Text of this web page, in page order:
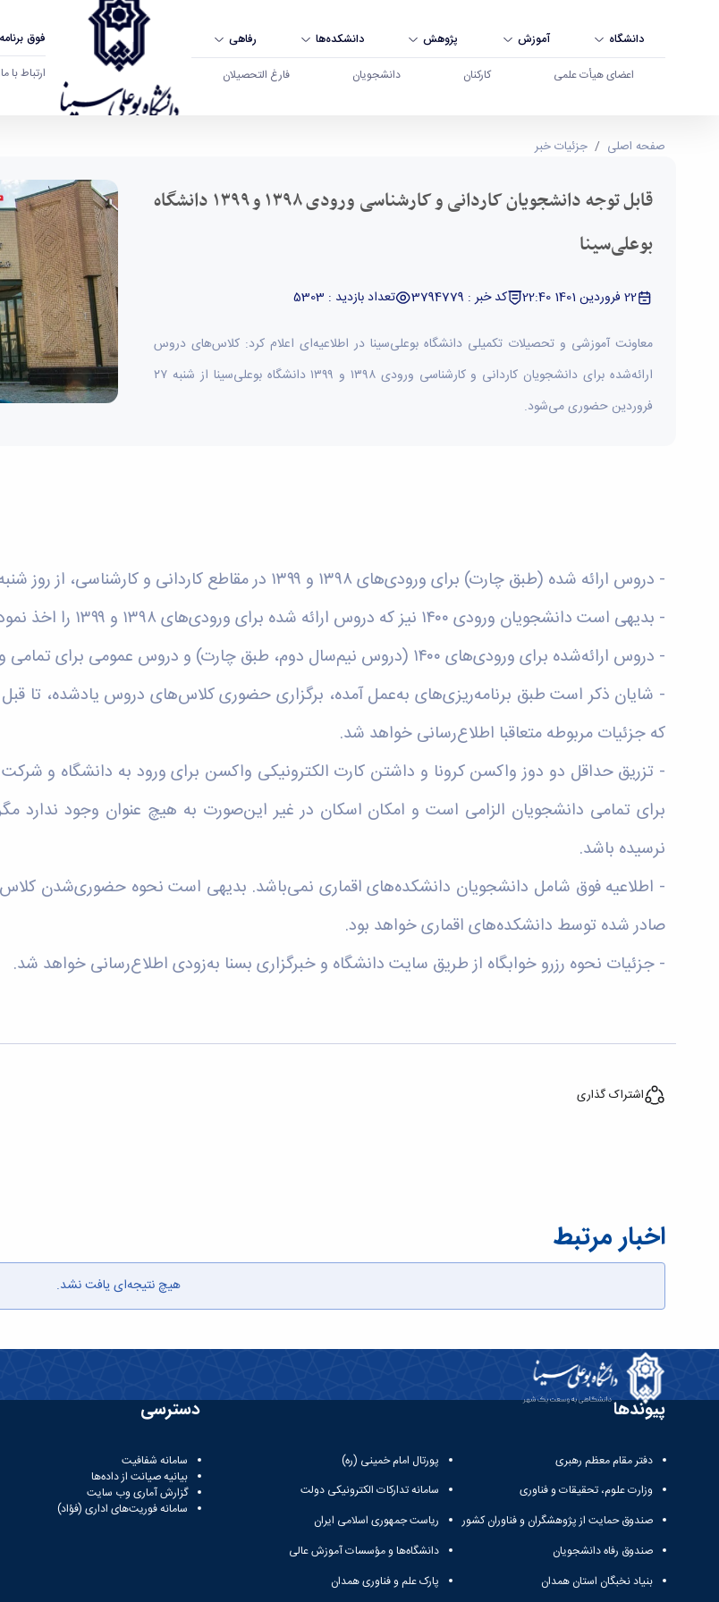
دانشگاه آموزش پژوهش دانشکده‌ها رفاهی
اعضای هیأت علمی کارکنان دانشجویان فارغ التحصیلان
فوق برنامه
ارتباط با ما
قابل توجه دانشجویان کاردانی و کارشناسی ورودی ۱۳۹۸ و ۱۳۹۹ دانشگاه بوعلی‌سینا - دانشگاه بوعلی سینا همدان
صفحه اصلی جزئیات خبر
قابل توجه دانشجویان کاردانی و کارشناسی ورودی ۱۳۹۸ و ۱۳۹۹ دانشگاه
بوعلی‌سینا
22 فروردین 1401 22:40 کد خبر : 3794779 تعداد بازدید : 5303
معاونت آموزشی و تحصیلات تکمیلی دانشگاه بوعلی‌سینا در اطلاعیه‌ای اعلام کرد: کلاس‌های دروس
ارائه‌شده برای دانشجویان کاردانی و کارشناسی ورودی ۱۳۹۸ و ۱۳۹۹ دانشگاه بوعلی‌سینا از شنبه ۲۷
فروردین حضوری می‌شود.
- دروس ارائه شده (طبق چارت) برای ورودی‌های ۱۳۹۸ و ۱۳۹۹ در مقاطع کاردانی و کارشناسی، از روز شنبه ۲۷ فروردین ۱۴۰۱ به صورت حضوری برگزار خواهد شد.
- بدیهی است دانشجویان ورودی ۱۴۰۰ نیز که دروس ارائه شده برای ورودی‌های ۱۳۹۸ و ۱۳۹۹ را اخذ نموده‌اند، لازم است در کلاس‌های حضوری مربوطه شرکت نمایند.
- دروس ارائه‌شده برای ورودی‌های ۱۴۰۰ (دروس نیم‌سال دوم، طبق چارت) و دروس عمومی برای تمامی ورودی‌ها، کماکان به صورت غیرحضوری (مجازی) برگزار خواهد شد.
- شایان ذکر است طبق برنامه‌ریزی‌های به‌عمل آمده، برگزاری حضوری کلاس‌های دروس یادشده، تا قبل
که جزئیات مربوطه متعاقبا اطلاع‌رسانی خواهد شد.
- تزریق حداقل دو دوز واکسن کرونا و داشتن کارت الکترونیکی واکسن برای ورود به دانشگاه و
برای تمامی دانشجویان الزامی است و امکان اسکان در غیر این‌صورت به هیچ عنوان وجود ندارد
نرسیده باشد.
- اطلاعیه فوق شامل دانشجویان دانشکده‌های اقماری نمی‌باشد. بدیهی است نحوه حضوری‌شدن کلاس
صادر شده توسط دانشکده‌های اقماری خواهد بود.
- جزئیات نحوه رزرو خوابگاه از طریق سایت دانشگاه و خبرگزاری بسنا به‌زودی اطلاع‌رسانی خواهد شد.
اشتراک گذاری
اخبار مرتبط
هیچ نتیجه‌ای یافت نشد.
پیوندها
دفتر مقام معظم رهبری
وزارت علوم، تحقیقات و فناوری
صندوق حمایت از پژوهشگران و فناوران کشور
صندوق رفاه دانشجویان
بنیاد نخبگان استان همدان
پورتال امام خمینی (ره)
سامانه تدارکات الکترونیکی دولت
ریاست جمهوری اسلامی ایران
دانشگاه‌ها و مؤسسات آموزش عالی
پارک علم و فناوری همدان
دسترسی
سامانه شفافیت
بیانیه صیانت از داده‌ها
گزارش آماری وب‌ سایت
سامانه فوریت‌های اداری (فؤاد)